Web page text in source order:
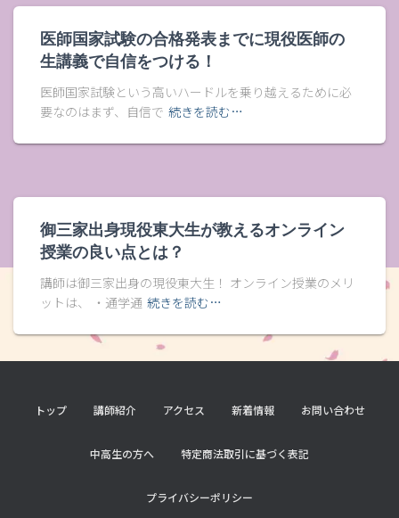
医師国家試験の合格発表までに現役医師の
生講義で自信をつける！
医師国家試験という高いハードルを乗り越えるために必
要なのはまず、自信で 続きを読む…
御三家出身現役東大生が教えるオンライン
授業の良い点とは？
講師は御三家出身の現役東大生！ オンライン授業のメリ
ットは、 ・通学通 続きを読む…
トップ 講師紹介 アクセス 新着情報 お問い合わせ
中高生の方へ 特定商法取引に基づく表記
プライバシーポリシー